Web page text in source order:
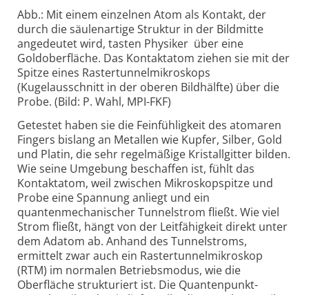
Abb.: Mit einem einzelnen Atom als Kontakt, der
durch die säulenartige Struktur in der Bildmitte
angedeutet wird, tasten Physiker über eine
Goldoberfläche. Das Kontaktatom ziehen sie mit der
Spitze eines Rastertunnelmikroskops
(Kugelausschnitt in der oberen Bildhälfte) über die
Probe. (Bild: P. Wahl, MPI-FKF)
Getestet haben sie die Feinfühligkeit des atomaren
Fingers bislang an Metallen wie Kupfer, Silber, Gold
und Platin, die sehr regelmäßige Kristallgitter bilden.
Wie seine Umgebung beschaffen ist, fühlt das
Kontaktatom, weil zwischen Mikroskopspitze und
Probe eine Spannung anliegt und ein
quantenmechanischer Tunnelstrom fließt. Wie viel
Strom fließt, hängt von der Leitfähigkeit direkt unter
dem Adatom ab. Anhand des Tunnelstroms,
ermittelt zwar auch ein Rastertunnelmikroskop
(RTM) im normalen Betriebsmodus, wie die
Oberfläche strukturiert ist. Die Quantenpunkt-